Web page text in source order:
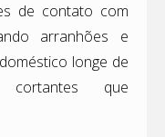
de contato com
arranhões e
longe de
que